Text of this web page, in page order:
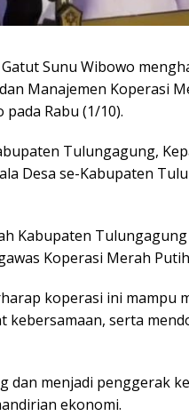
Sunu Wibowo
Manajemen Koperasi
Rabu (1/10).
Tulungagung,
Desa se-Kabupaten
Kabupaten
Koperasi Merah
koperasi ini mampu
kebersamaan, serta
dan menjadi penggerak
ekonomi.